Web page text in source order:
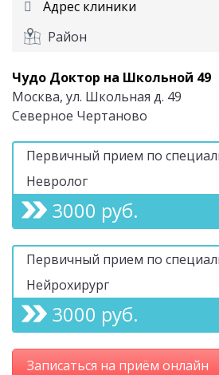
Адрес клиники
Район
Чудо Доктор на Школьной 49
Москва, ул. Школьная д. 49
Северное Чертаново
Первичный прием по
Невролог
3000 руб.
Первичный прием по
Нейрохирург
3000 руб.
Записаться на приём онлайн